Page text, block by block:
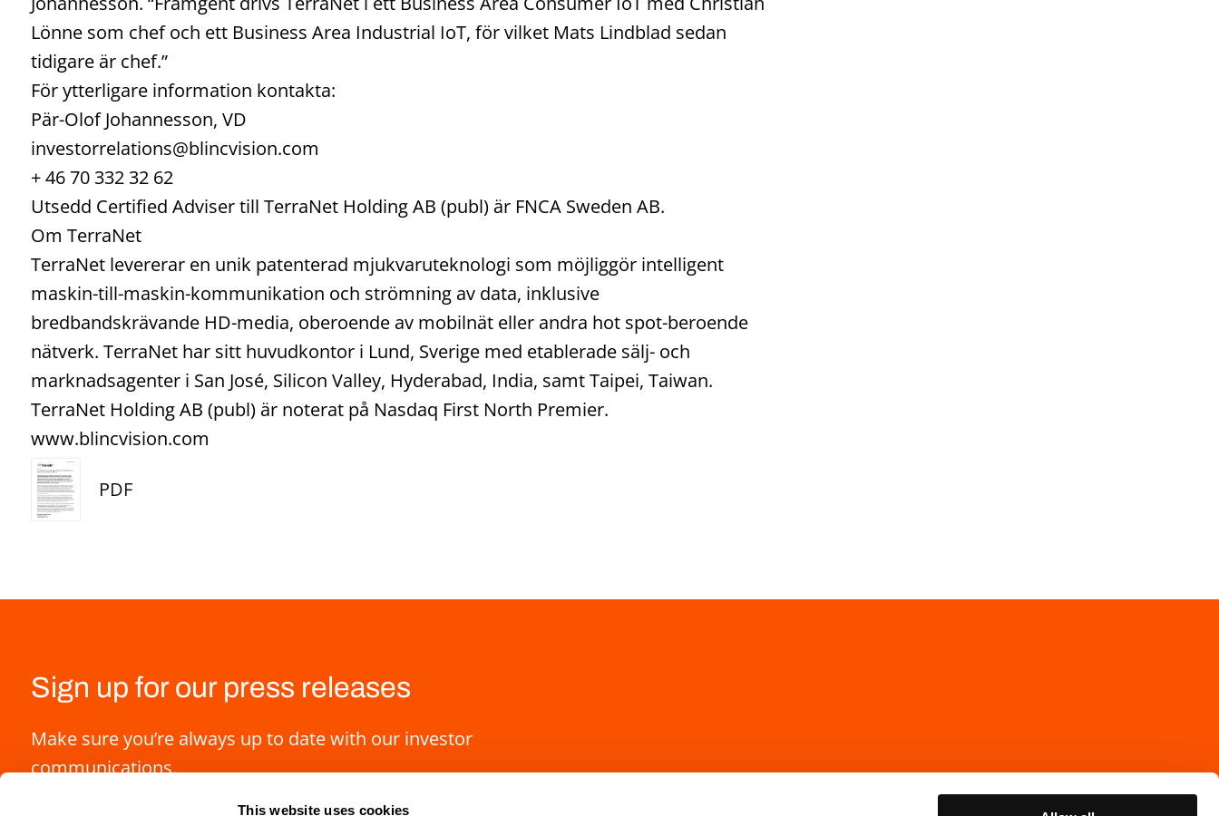
This website uses cookies
Lönne som chef och ett Business Area Industrial IoT, för vilket Mats Lindblad sedan
tidigare är chef.”
För ytterligare information kontakta:
Pär-Olof Johannesson, VD
investorrelations@blincvision.com
+ 46 70 332 32 62
Utsedd Certified Adviser till TerraNet Holding AB (publ) är FNCA Sweden AB.
Om TerraNet
TerraNet levererar en unik patenterad mjukvaruteknologi som möjliggör intelligent
maskin-till-maskin-kommunikation och strömning av data, inklusive
bredbandskrävande HD-media, oberoende av mobilnät eller andra hot spot-beroende
nätverk. TerraNet har sitt huvudkontor i Lund, Sverige med etablerade sälj- och
marknadsagenter i San José, Silicon Valley, Hyderabad, India, samt Taipei, Taiwan.
TerraNet Holding AB (publ) är noterat på Nasdaq First North Premier.
www.blincvision.com
PDF
Sign up for our press releases
Make sure you’re always up to date with our investor
communications.